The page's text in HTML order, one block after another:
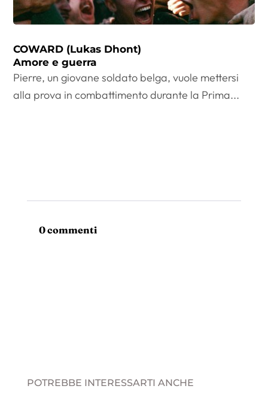
COWARD (Lukas Dhont)
Amore e guerra
Pierre, un giovane soldato belga, vuole mettersi
alla prova in combattimento durante la Prima...
0 commenti
POTREBBE INTERESSARTI ANCHE